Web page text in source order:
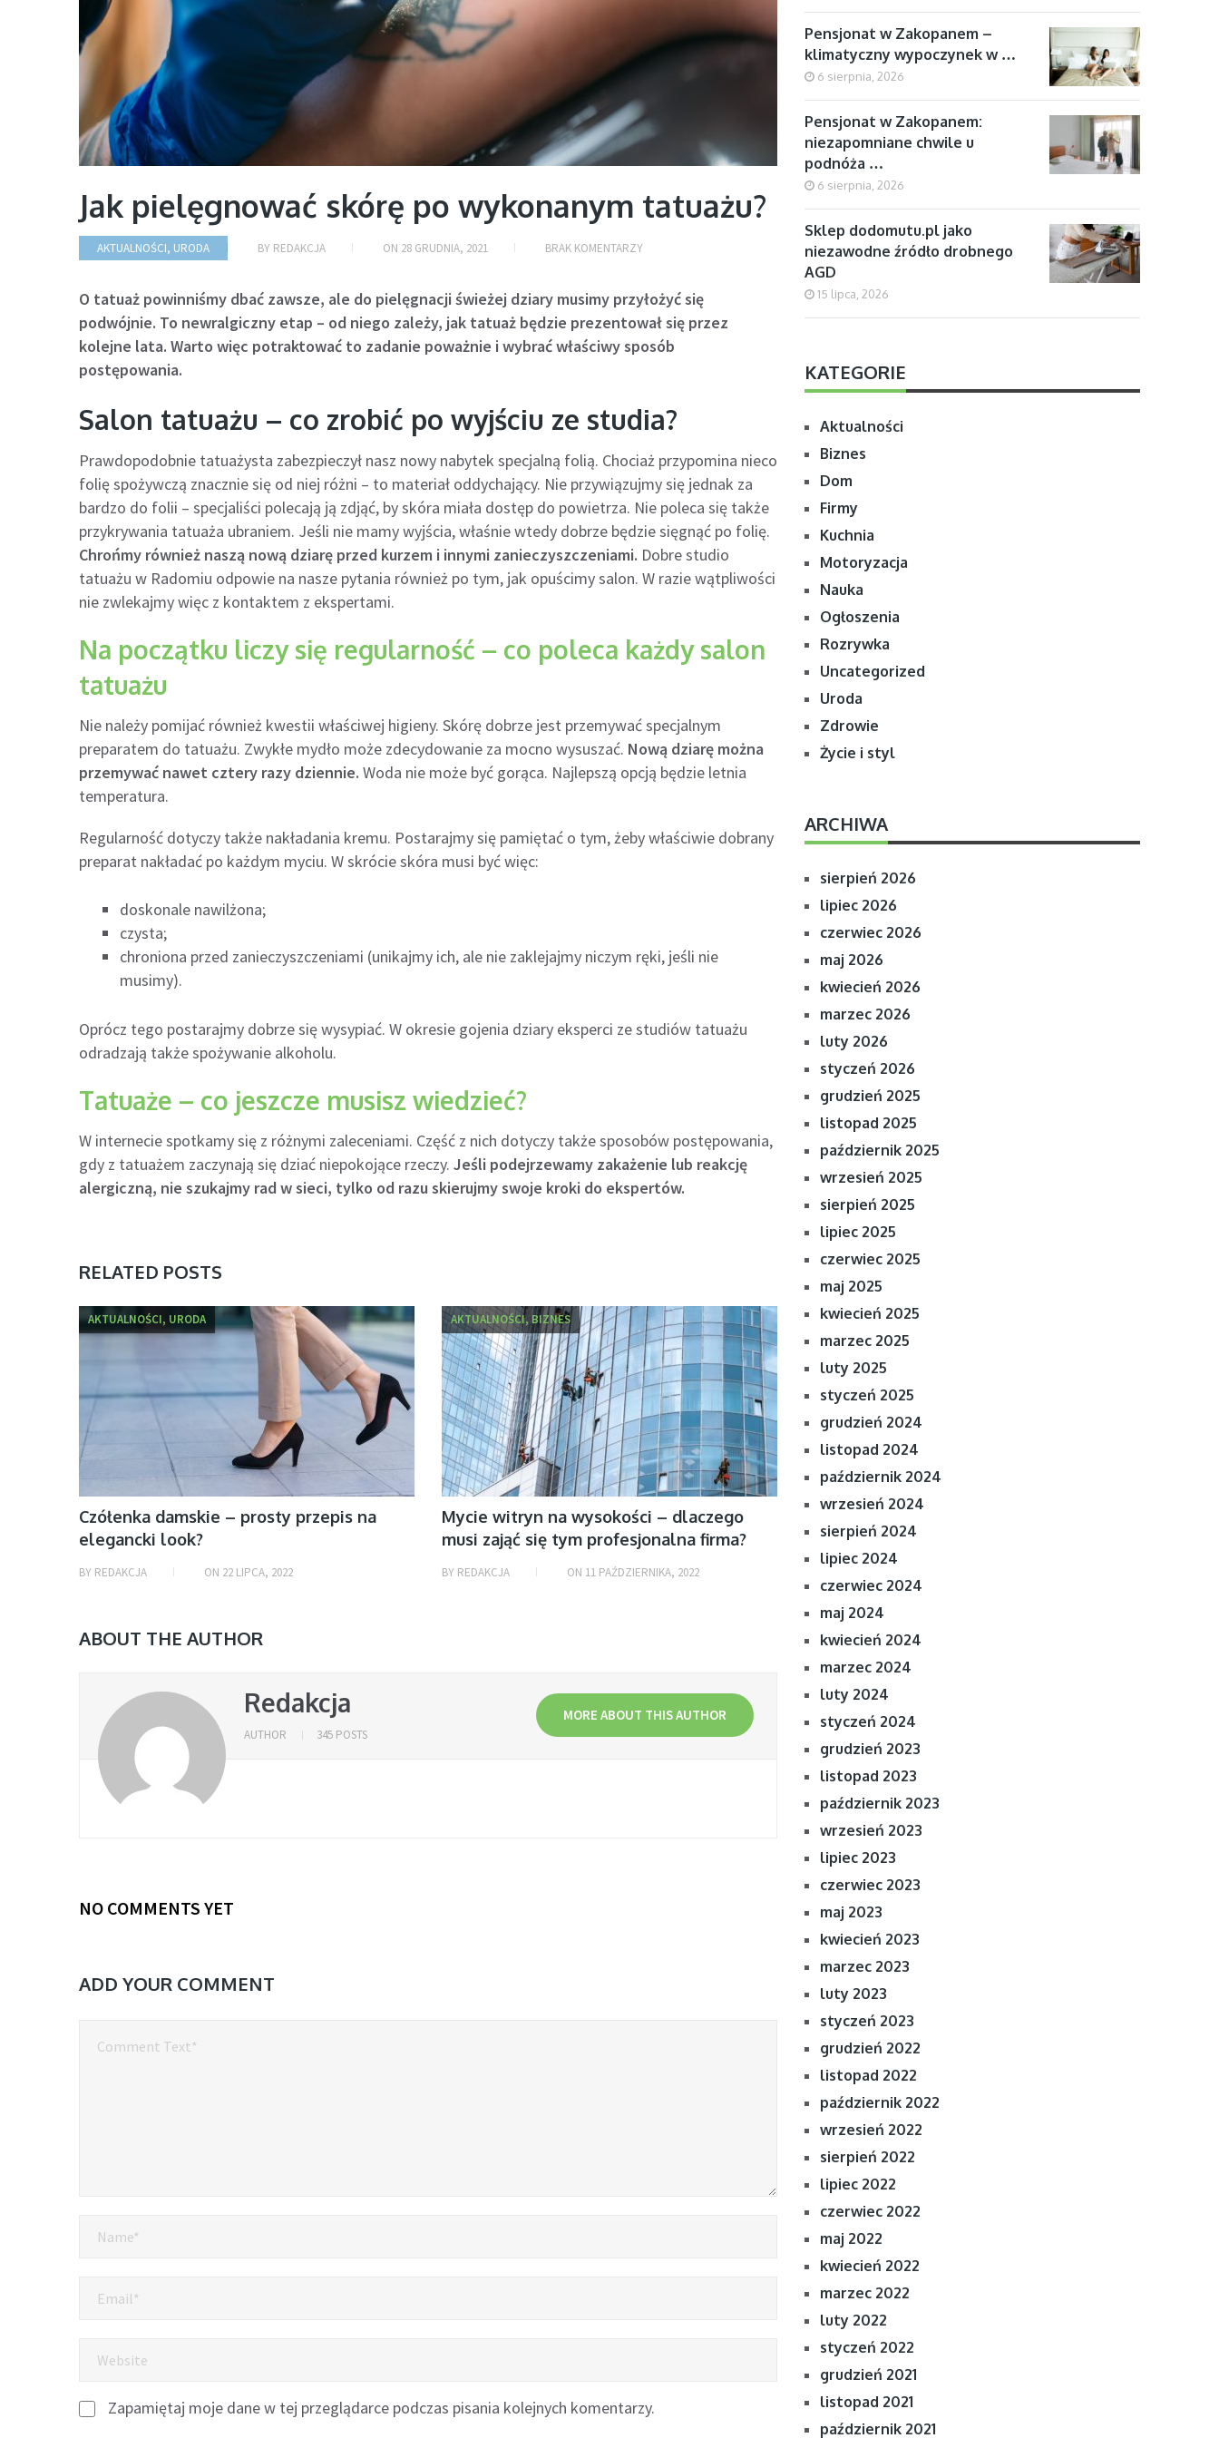
Jak pielęgnować skórę po wykonanym tatuażu?
AKTUALNOŚCI, URODA BY REDAKCJA ON 28 GRUDNIA, 2021 BRAK KOMENTARZY
O tatuaż powinniśmy dbać zawsze, ale do pielęgnacji świeżej dziary musimy przyłożyć się
podwójnie. To newralgiczny etap – od niego zależy, jak tatuaż będzie prezentował się przez
kolejne lata. Warto więc potraktować to zadanie poważnie i wybrać właściwy sposób
postępowania.
Salon tatuażu – co zrobić po wyjściu ze studia?
Prawdopodobnie tatuażysta zabezpieczył nasz nowy nabytek specjalną folią. Chociaż przypomina nieco
folię spożywczą znacznie się od niej różni – to materiał oddychający. Nie przywiązujmy się jednak za
bardzo do folii – specjaliści polecają ją zdjąć, by skóra miała dostęp do powietrza. Nie poleca się także
przykrywania tatuaża ubraniem. Jeśli nie mamy wyjścia, właśnie wtedy dobrze będzie sięgnąć po folię.
Chrońmy również naszą nową dziarę przed kurzem i innymi zanieczyszczeniami. Dobre studio
tatuażu w Radomiu odpowie na nasze pytania również po tym, jak opuścimy salon. W razie wątpliwości
nie zwlekajmy więc z kontaktem z ekspertami.
Na początku liczy się regularność – co poleca każdy salon
tatuażu
Nie należy pomijać również kwestii właściwej higieny. Skórę dobrze jest przemywać specjalnym
preparatem do tatuażu. Zwykłe mydło może zdecydowanie za mocno wysuszać. Nową dziarę można
przemywać nawet cztery razy dziennie. Woda nie może być gorąca. Najlepszą opcją będzie letnia
temperatura.
Regularność dotyczy także nakładania kremu. Postarajmy się pamiętać o tym, żeby właściwie dobrany
preparat nakładać po każdym myciu. W skrócie skóra musi być więc:
doskonale nawilżona;
czysta;
chroniona przed zanieczyszczeniami (unikajmy ich, ale nie zaklejajmy niczym ręki, jeśli nie
musimy).
Oprócz tego postarajmy dobrze się wysypiać. W okresie gojenia dziary eksperci ze studiów tatuażu
odradzają także spożywanie alkoholu.
Tatuaże – co jeszcze musisz wiedzieć?
W internecie spotkamy się z różnymi zaleceniami. Część z nich dotyczy także sposobów postępowania,
gdy z tatuażem zaczynają się dziać niepokojące rzeczy. Jeśli podejrzewamy zakażenie lub reakcję
alergiczną, nie szukajmy rad w sieci, tylko od razu skierujmy swoje kroki do ekspertów.
RELATED POSTS
AKTUALNOŚCI, URODA
Czółenka damskie – prosty przepis na
elegancki look?
BY REDAKCJA ON 22 LIPCA, 2022
AKTUALNOŚCI, BIZNES
Mycie witryn na wysokości – dlaczego
musi zająć się tym profesjonalna firma?
BY REDAKCJA ON 11 PAŹDZIERNIKA, 2022
ABOUT THE AUTHOR
Redakcja MORE ABOUT THIS AUTHOR
AUTHOR 345 POSTS
NO COMMENTS YET
ADD YOUR COMMENT
Zapamiętaj moje dane w tej przeglądarce podczas pisania kolejnych komentarzy.
Pensjonat w Zakopanem –
klimatyczny wypoczynek w …
6 sierpnia, 2026
Pensjonat w Zakopanem:
niezapomniane chwile u
podnóża …
6 sierpnia, 2026
Sklep dodomutu.pl jako
niezawodne źródło drobnego
AGD
15 lipca, 2026
KATEGORIE
Aktualności
Biznes
Dom
Firmy
Kuchnia
Motoryzacja
Nauka
Ogłoszenia
Rozrywka
Uncategorized
Uroda
Zdrowie
Życie i styl
ARCHIWA
sierpień 2026
lipiec 2026
czerwiec 2026
maj 2026
kwiecień 2026
marzec 2026
luty 2026
styczeń 2026
grudzień 2025
listopad 2025
październik 2025
wrzesień 2025
sierpień 2025
lipiec 2025
czerwiec 2025
maj 2025
kwiecień 2025
marzec 2025
luty 2025
styczeń 2025
grudzień 2024
listopad 2024
październik 2024
wrzesień 2024
sierpień 2024
lipiec 2024
czerwiec 2024
maj 2024
kwiecień 2024
marzec 2024
luty 2024
styczeń 2024
grudzień 2023
listopad 2023
październik 2023
wrzesień 2023
lipiec 2023
czerwiec 2023
maj 2023
kwiecień 2023
marzec 2023
luty 2023
styczeń 2023
grudzień 2022
listopad 2022
październik 2022
wrzesień 2022
sierpień 2022
lipiec 2022
czerwiec 2022
maj 2022
kwiecień 2022
marzec 2022
luty 2022
styczeń 2022
grudzień 2021
listopad 2021
październik 2021